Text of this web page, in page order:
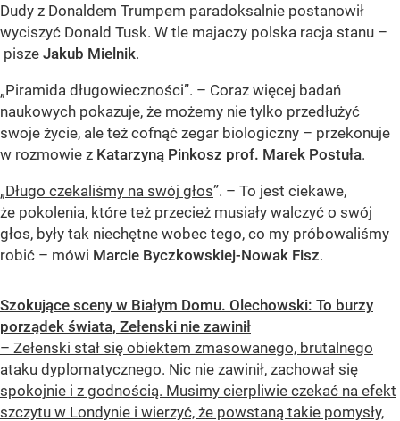
Dudy z Donaldem Trumpem paradoksalnie postanowił
wyciszyć Donald Tusk. W tle majaczy polska racja stanu –
pisze Jakub Mielnik.
„Piramida długowieczności”. – Coraz więcej badań
naukowych pokazuje, że możemy nie tylko przedłużyć
swoje życie, ale też cofnąć zegar biologiczny – przekonuje
w rozmowie z Katarzyną Pinkosz prof. Marek Postuła.
„Długo czekaliśmy na swój głos”. – To jest ciekawe,
że pokolenia, które też przecież musiały walczyć o swój
głos, były tak niechętne wobec tego, co my próbowaliśmy
robić – mówi Marcie Byczkowskiej-Nowak Fisz.
Szokujące sceny w Białym Domu. Olechowski: To burzy
porządek świata, Zełenski nie zawinił
– Zełenski stał się obiektem zmasowanego, brutalnego
ataku dyplomatycznego. Nic nie zawinił, zachował się
spokojnie i z godnością. Musimy cierpliwie czekać na efekt
szczytu w Londynie i wierzyć, że powstaną takie pomysły,